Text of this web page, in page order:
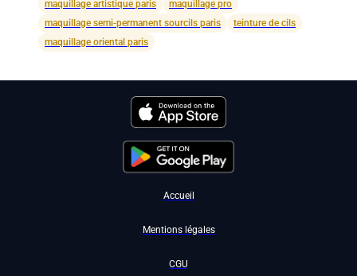
maquillage artistique paris
maquillage pro
maquillage semi-permanent sourcils paris
teinture de cils
maquillage oriental paris
Accueil
Mentions légales
CGU